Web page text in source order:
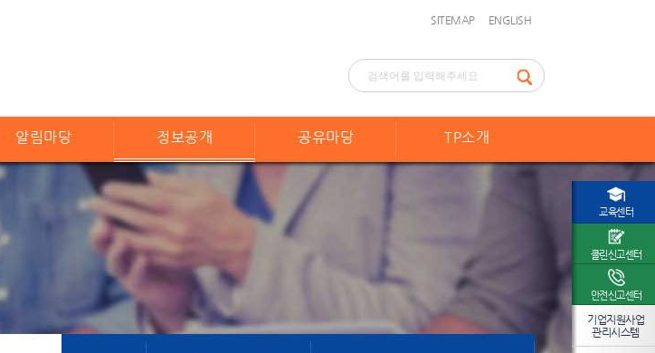
SITEMAP ENGLISH
알림마당 정보공개 공유마당 TP소개
교육센터
클린신고센터
안전신고센터
기업지원사업
관리시스템